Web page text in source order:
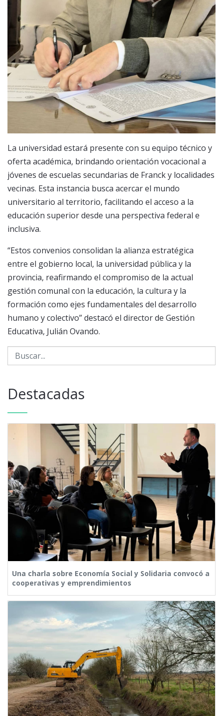
La universidad estará presente con su equipo técnico y
oferta académica, brindando orientación vocacional a
jóvenes de escuelas secundarias de Franck y localidades
vecinas. Esta instancia busca acercar el mundo
universitario al territorio, facilitando el acceso a la
educación superior desde una perspectiva federal e
inclusiva.
“Estos convenios consolidan la alianza estratégica
entre el gobierno local, la universidad pública y la
provincia, reafirmando el compromiso de la actual
gestión comunal con la educación, la cultura y la
formación como ejes fundamentales del desarrollo
humano y colectivo” destacó el director de Gestión
Educativa, Julián Ovando.
Destacadas
Una charla sobre Economía Social y Solidaria convocó a
cooperativas y emprendimientos